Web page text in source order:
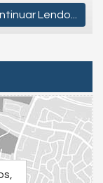
Lendo...